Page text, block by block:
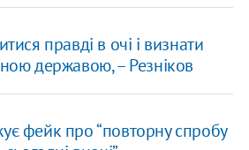
правді в очі і визнати
державою, – Резніков
фейк про “повторну спробу